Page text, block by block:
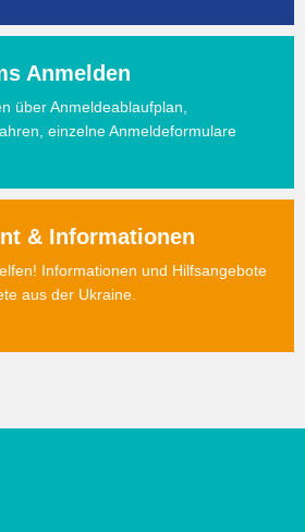
Anmelden
über Anmeldeablaufplan,
einzelne Anmeldeformulare
& Informationen
Informationen und Hilfsangebote
aus der Ukraine.